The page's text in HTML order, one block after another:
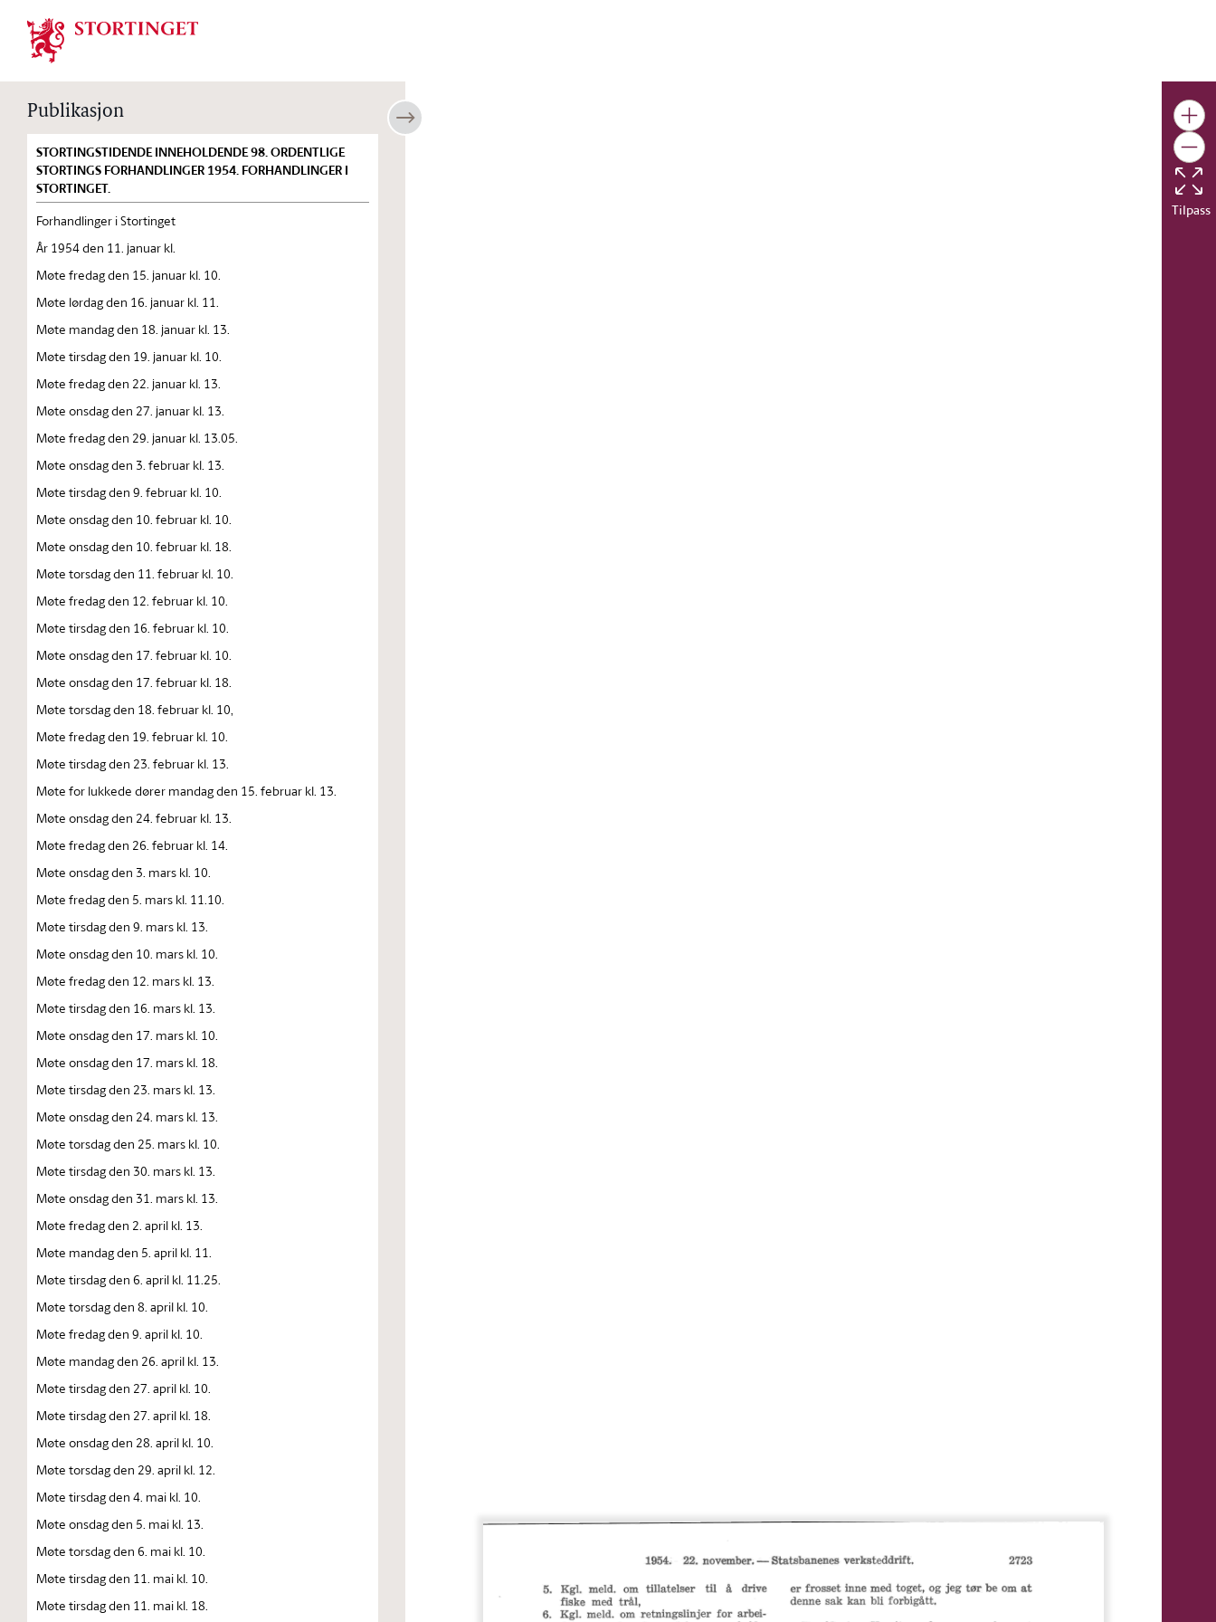
Stortinget.no
Publikasjon
STORTINGSTIDENDE INNEHOLDENDE 98. ORDENTLIGE
STORTINGS FORHANDLINGER 1954. FORHANDLINGER I
STORTINGET.
Forhandlinger i Stortinget
År 1954 den 11. januar kl.
Møte fredag den 15. januar kl. 10.
Møte lørdag den 16. januar kl. 11.
Møte mandag den 18. januar kl. 13.
Møte tirsdag den 19. januar kl. 10.
Møte fredag den 22. januar kl. 13.
Møte onsdag den 27. januar kl. 13.
Møte fredag den 29. januar kl. 13.05.
Møte onsdag den 3. februar kl. 13.
Møte tirsdag den 9. februar kl. 10.
Møte onsdag den 10. februar kl. 10.
Møte onsdag den 10. februar kl. 18.
Møte torsdag den 11. februar kl. 10.
Møte fredag den 12. februar kl. 10.
Møte tirsdag den 16. februar kl. 10.
Møte onsdag den 17. februar kl. 10.
Møte onsdag den 17. februar kl. 18.
Møte torsdag den 18. februar kl. 10,
Møte fredag den 19. februar kl. 10.
Møte tirsdag den 23. februar kl. 13.
Møte for lukkede dører mandag den 15. februar kl. 13.
Møte onsdag den 24. februar kl. 13.
Møte fredag den 26. februar kl. 14.
Møte onsdag den 3. mars kl. 10.
Møte fredag den 5. mars kl. 11.10.
Møte tirsdag den 9. mars kl. 13.
Møte onsdag den 10. mars kl. 10.
Møte fredag den 12. mars kl. 13.
Møte tirsdag den 16. mars kl. 13.
Møte onsdag den 17. mars kl. 10.
Møte onsdag den 17. mars kl. 18.
Møte tirsdag den 23. mars kl. 13.
Møte onsdag den 24. mars kl. 13.
Møte torsdag den 25. mars kl. 10.
Møte tirsdag den 30. mars kl. 13.
Møte onsdag den 31. mars kl. 13.
Møte fredag den 2. april kl. 13.
Møte mandag den 5. april kl. 11.
Møte tirsdag den 6. april kl. 11.25.
Møte torsdag den 8. april kl. 10.
Møte fredag den 9. april kl. 10.
Møte mandag den 26. april kl. 13.
Møte tirsdag den 27. april kl. 10.
Møte tirsdag den 27. april kl. 18.
Møte onsdag den 28. april kl. 10.
Møte torsdag den 29. april kl. 12.
Møte tirsdag den 4. mai kl. 10.
Møte onsdag den 5. mai kl. 13.
Møte torsdag den 6. mai kl. 10.
Møte tirsdag den 11. mai kl. 10.
Møte tirsdag den 11. mai kl. 18.